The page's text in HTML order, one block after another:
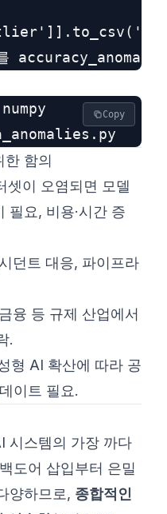
Copy
함의
셋이 오염되면 모델
필요, 비용·시간 증
던트 대응, 파이프라
융 등 규제 산업에서
.
형 AI 확산에 따라 공
이트 필요.
시스템의 가장 까다
도어 삽입부터 은밀
양하므로, 종합적인